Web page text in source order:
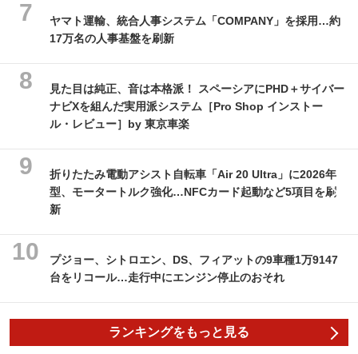
ヤマト運輸、統合人事システム「COMPANY」を採用…約
17万名の人事基盤を刷新
見た目は純正、音は本格派！ スペーシアにPHD＋サイバー
ナビXを組んだ実用派システム［Pro Shop インストー
ル・レビュー］by 東京車楽
折りたたみ電動アシスト自転車「Air 20 Ultra」に2026年
型、モータートルク強化…NFCカード起動など5項目を刷
新
プジョー、シトロエン、DS、フィアットの9車種1万9147
台をリコール…走行中にエンジン停止のおそれ
ランキングをもっと見る